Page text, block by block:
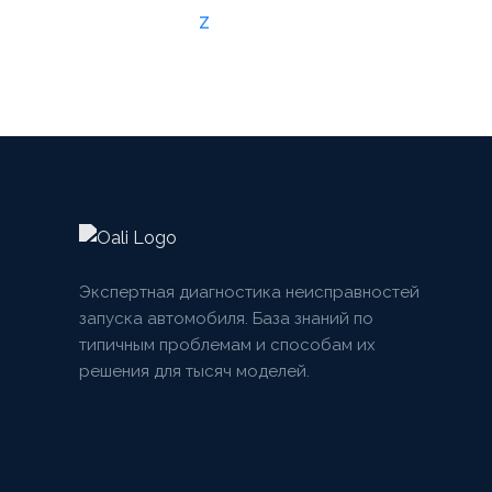
Z
Экспертная диагностика неисправностей
запуска автомобиля. База знаний по
типичным проблемам и способам их
решения для тысяч моделей.